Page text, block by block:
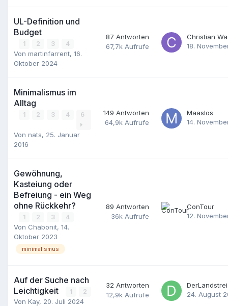
UL-Definition und
Budget
1 2 3 4
Von martinfarrent, 16.
Oktober 2024
87 Antworten
67,7k Aufrufe
Christian
18.
Minimalismus im
Alltag
1 2 3 4 6
Von nats, 25. Januar
2016
149 Antworten
64,9k Aufrufe
Maaslos
14.
Gewöhnung,
Kasteiung oder
Befreiung - ein Weg
ohne Rückkehr?
1 2 3 4
Von Chabonit, 14.
Oktober 2023
minimalismus
89 Antworten
36k Aufrufe
ConTour
12.
Auf der Suche nach
Leichtigkeit
1 2
Von Kay, 20. Juli 2024
32 Antworten
12,9k Aufrufe
24. August